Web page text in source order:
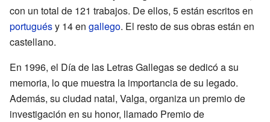
con un total de 121 trabajos. De ellos, 5 están escritos en
portuguésy 14 en gallego. El resto de sus obras están en
castellano.
En 1996, el Día de las Letras Gallegas se dedicó a su
memoria, lo que muestra la importancia de su legado.
Además, su ciudad natal, Valga, organiza un premio de
investigación en su honor, llamado Premio de